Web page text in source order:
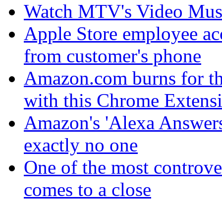
Watch MTV's Video
Apple Store employee
from customer's phone
Amazon.com burns for
with this Chrome
Amazon's 'Alexa
exactly no one
One of the most
comes to a close